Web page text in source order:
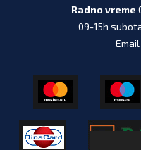
Radno vreme
09-15h